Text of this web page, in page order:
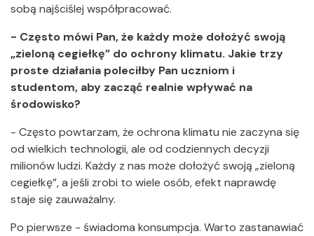
sobą najściślej współpracować.
- Często mówi Pan, że każdy może dołożyć swoją
„zieloną cegiełkę” do ochrony klimatu. Jakie trzy
proste działania poleciłby Pan uczniom i
studentom, aby zacząć realnie wpływać na
środowisko?
- Często powtarzam, że ochrona klimatu nie zaczyna się
od wielkich technologii, ale od codziennych decyzji
milionów ludzi. Każdy z nas może dołożyć swoją „zieloną
cegiełkę”, a jeśli zrobi to wiele osób, efekt naprawdę
staje się zauważalny.
Po pierwsze - świadoma konsumpcja. Warto zastanawiać